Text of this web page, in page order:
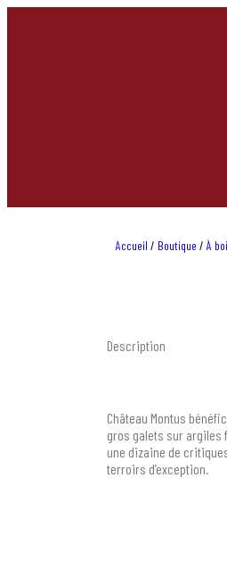
Accueil / Boutique / À
Description
Château Montus
gros galets sur argiles
une dizaine de
terroirs d’exception.